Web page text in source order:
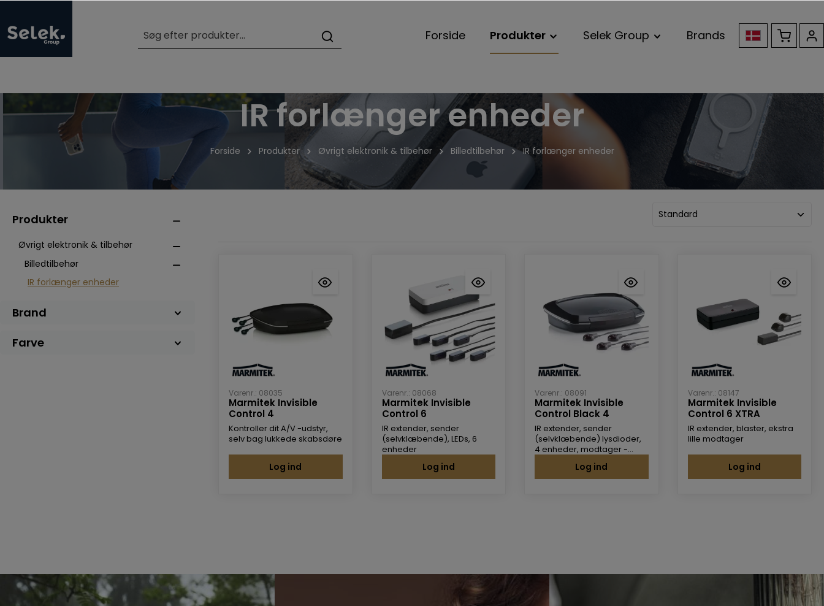
Forside Produkter Selek Group Brands
IR forlænger enheder
Forside Produkter Øvrigt elektronik & tilbehør Billedtilbehør IR forlænger enheder
Produkter
Øvrigt elektronik & tilbehør
Billedtilbehør
IR forlænger enheder
Brand
Farve
Varenr.: 08035
Marmitek Invisible
Control 4
Kontroller dit A/V -udstyr,
selv bag lukkede skabsdøre
Log ind
Varenr.: 08068
Marmitek Invisible
Control 6
IR extender, sender
(selvklæbende), LEDs, 6
enheder
Log ind
Varenr.: 08091
Marmitek Invisible
Control Black 4
IR extender, sender
(selvklæbende) lysdioder,
4 enheder, modtager -
Log ind
Varenr.: 08147
Marmitek Invisible
Control 6 XTRA
IR extender, blaster, ekstra
lille modtager
Log ind